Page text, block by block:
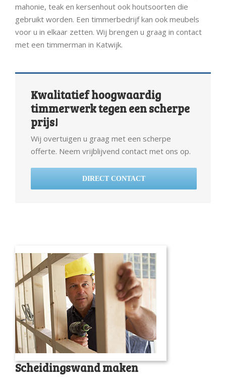
mahonie, teak en kersenhout ook houtsoorten die
gebruikt worden. Een timmerbedrijf kan ook meubels
voor u in elkaar zetten. Wij brengen u graag in contact
met een timmerman in Katwijk.
Kwalitatief hoogwaardig
timmerwerk tegen een scherpe
prijs!
Wij overtuigen u graag met een scherpe
offerte. Neem vrijblijvend contact met ons op.
DIRECT CONTACT
Scheidingswand maken